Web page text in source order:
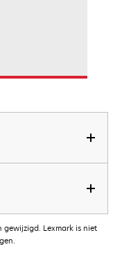
Lexmark is niet